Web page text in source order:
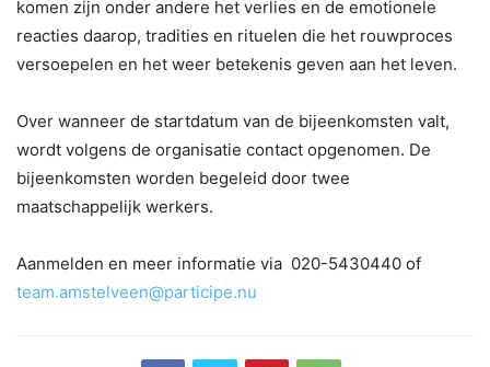
komen zijn onder andere het verlies en de emotionele
reacties daarop, tradities en rituelen die het rouwproces
versoepelen en het weer betekenis geven aan het leven.
Over wanneer de startdatum van de bijeenkomsten valt,
wordt volgens de organisatie contact opgenomen. De
bijeenkomsten worden begeleid door twee
maatschappelijk werkers.
Aanmelden en meer informatie via 020-5430440 of
team.amstelveen@participe.nu